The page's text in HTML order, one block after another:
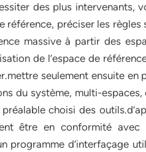
des plus intervenants,
référence, préciser les règles
massive à partir des
de l’espace de
seulement ensuite en
du système, multi-
choisi des
être en conformité
programme d’interfaçage